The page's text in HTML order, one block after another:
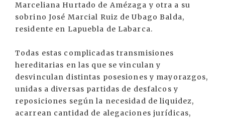
Marceliana Hurtado de Amézaga y otra a su
sobrino José Marcial Ruiz de Ubago Balda,
residente en Lapuebla de Labarca.
Todas estas complicadas transmisiones
hereditarias en las que se vinculan y
desvinculan distintas posesiones y mayorazgos,
unidas a diversas partidas de desfalcos y
reposiciones según la necesidad de liquidez,
acarrean cantidad de alegaciones jurídicas,